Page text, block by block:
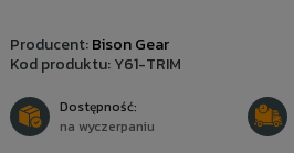
Producent:Bison Gear
Kod produktu:Y61-TRIM
Dostępność:
na wyczerpaniu